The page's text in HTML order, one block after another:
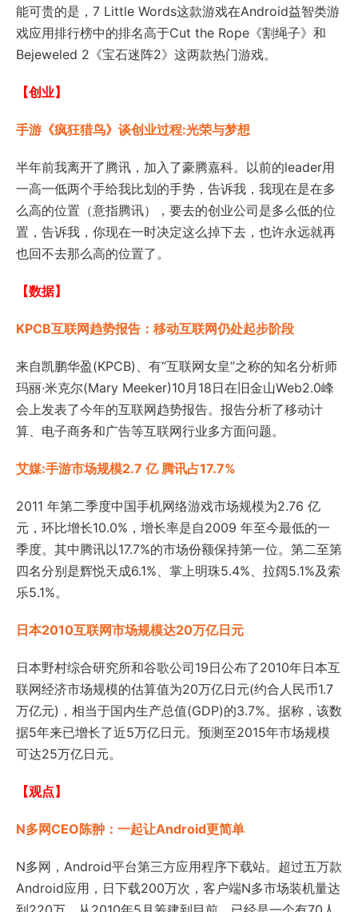
能可贵的是，7 Little Words这款游戏在Android益智类游
戏应用排行榜中的排名高于Cut the Rope《割绳子》和
Bejeweled 2《宝石迷阵2》这两款热门游戏。
【创业】
手游《疯狂猎鸟》谈创业过程:光荣与梦想
半年前我离开了腾讯，加入了豪腾嘉科。以前的leader用
一高一低两个手给我比划的手势，告诉我，我现在是在多
么高的位置（意指腾讯），要去的创业公司是多么低的位
置，告诉我，你现在一时决定这么掉下去，也许永远就再
也回不去那么高的位置了。
【数据】
KPCB互联网趋势报告：移动互联网仍处起步阶段
来自凯鹏华盈(KPCB)、有“互联网女皇”之称的知名分析师
玛丽·米克尔(Mary Meeker)10月18日在旧金山Web2.0峰
会上发表了今年的互联网趋势报告。报告分析了移动计
算、电子商务和广告等互联网行业多方面问题。
艾媒:手游市场规模2.7 亿 腾讯占17.7%
2011 年第二季度中国手机网络游戏市场规模为2.76 亿
元，环比增长10.0%，增长率是自2009 年至今最低的一
季度。其中腾讯以17.7%的市场份额保持第一位。第二至第
四名分别是辉悦天成6.1%、掌上明珠5.4%、拉阔5.1%及索
乐5.1%。
日本2010互联网市场规模达20万亿日元
日本野村综合研究所和谷歌公司19日公布了2010年日本互
联网经济市场规模的估算值为20万亿日元(约合人民币1.7
万亿元)，相当于国内生产总值(GDP)的3.7%。据称，该数
据5年来已增长了近5万亿日元。预测至2015年市场规模
可达25万亿日元。
【观点】
N多网CEO陈翀：一起让Android更简单
N多网，Android平台第三方应用程序下载站。超过五万款
Android应用，日下载200万次，客户端N多市场装机量达